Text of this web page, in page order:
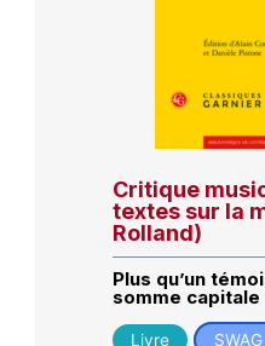
Critique
textes sur la
Rolland)
Plus qu’un
somme capitale
Livre SWAG